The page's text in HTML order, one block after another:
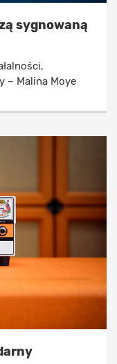
sygnowaną
– Malina Moye